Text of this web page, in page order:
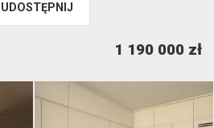
UDOSTĘPNIJ
1 190 000 zł